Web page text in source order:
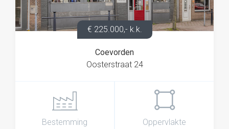
€ 225.000,- k.k.
Coevorden
Oosterstraat 24
Bestemming
Oppervlakte